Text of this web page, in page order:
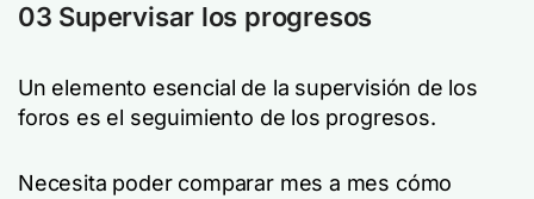
03 Supervisar los progresos
Un elemento esencial de la supervisión de los
foros es el seguimiento de los progresos.
Necesita poder comparar mes a mes cómo